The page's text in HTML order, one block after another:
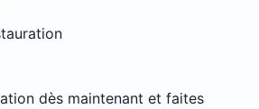
dès maintenant et faites